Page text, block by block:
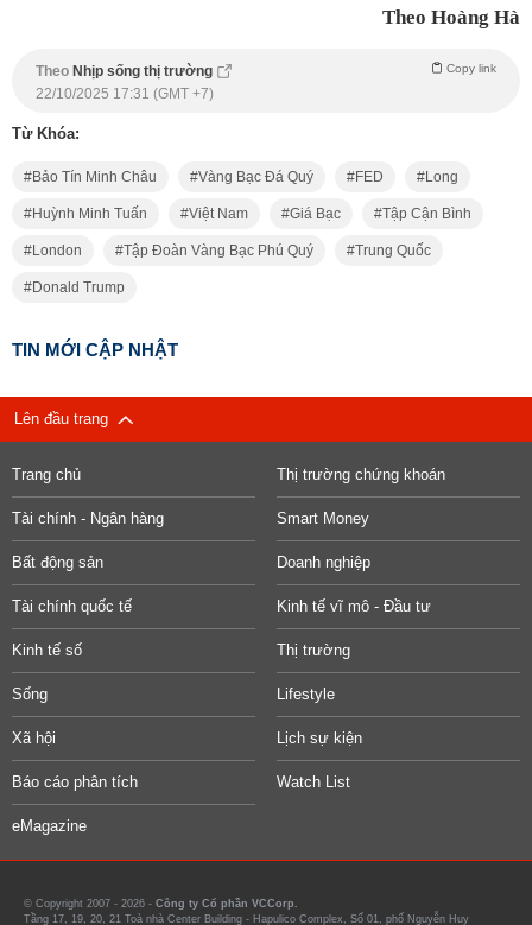
Theo Hoàng Hà
Theo Nhịp sống thị trường Copy link
22/10/2025 17:31 (GMT +7)
Từ Khóa:
Bảo Tín Minh Châu Vàng Bạc Đá Quý FED Long
Huỳnh Minh Tuấn Việt Nam Giá Bạc Tập Cận Bình
London Tập Đoàn Vàng Bạc Phú Quý Trung Quốc
Donald Trump
TIN MỚI CẬP NHẬT
Lên đầu trang
Trang chủ Thị trường chứng khoán
Tài chính - Ngân hàng Smart Money
Bất động sản Doanh nghiệp
Tài chính quốc tế Kinh tế vĩ mô - Đầu tư
Kinh tế số Thị trường
Sống Lifestyle
Xã hội Lịch sự kiện
Báo cáo phân tích Watch List
eMagazine
© Copyright 2007 - 2026 - Công ty Cổ phần VCCorp.
Tầng 17, 19, 20, 21 Toà nhà Center Building - Hapulico Complex, Số 01, phố Nguyễn Huy